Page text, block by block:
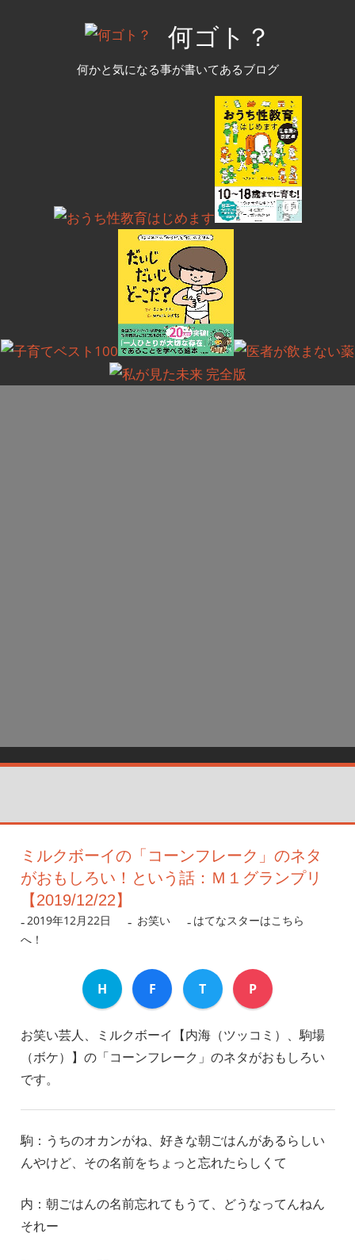
何ゴト？
何かと気になる事が書いてあるブログ
ミルクボーイの「コーンフレーク」のネタ
がおもしろい！という話：Ｍ１グランプリ
【2019/12/22】
2019年12月22日 nanigoto
お笑い
はてなスターはこちら
へ！
H F T P
お笑い芸人、ミルクボーイ【内海（ツッコミ）、駒場
（ボケ）】の「コーンフレーク」のネタがおもしろい
です。
駒：うちのオカンがね、好きな朝ごはんがあるらしい
んやけど、その名前をちょっと忘れたらしくて
内：朝ごはんの名前忘れてもうて、どうなってんねん
それー